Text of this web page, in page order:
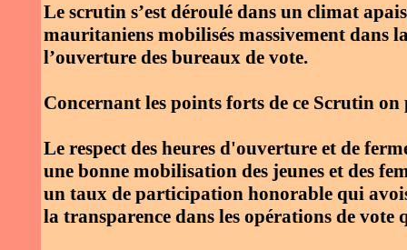
Le scrutin s’est déroulé dans un climat
mauritaniens mobilisés massivement dans
l’ouverture des bureaux de vote.
Concernant les points forts de ce Scrutin
Le respect des heures d'ouverture et de
une bonne mobilisation des jeunes et des
un taux de participation honorable qui
la transparence dans les opérations de vote